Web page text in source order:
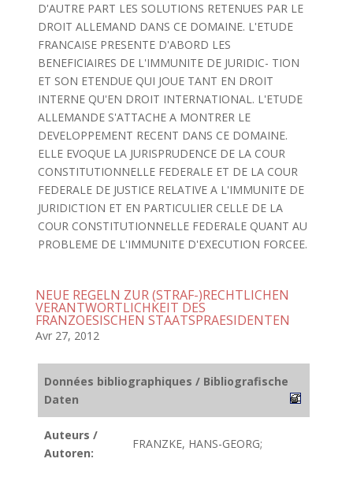
D'AUTRE PART LES SOLUTIONS RETENUES PAR LE
DROIT ALLEMAND DANS CE DOMAINE. L'ETUDE
FRANCAISE PRESENTE D'ABORD LES
BENEFICIAIRES DE L'IMMUNITE DE JURIDIC- TION
ET SON ETENDUE QUI JOUE TANT EN DROIT
INTERNE QU'EN DROIT INTERNATIONAL. L'ETUDE
ALLEMANDE S'ATTACHE A MONTRER LE
DEVELOPPEMENT RECENT DANS CE DOMAINE.
ELLE EVOQUE LA JURISPRUDENCE DE LA COUR
CONSTITUTIONNELLE FEDERALE ET DE LA COUR
FEDERALE DE JUSTICE RELATIVE A L'IMMUNITE DE
JURIDICTION ET EN PARTICULIER CELLE DE LA
COUR CONSTITUTIONNELLE FEDERALE QUANT AU
PROBLEME DE L'IMMUNITE D'EXECUTION FORCEE.
NEUE REGELN ZUR (STRAF-)RECHTLICHEN
VERANTWORTLICHKEIT DES
FRANZOESISCHEN STAATSPRAESIDENTEN
Avr 27, 2012
Données bibliographiques / Bibliografische
Daten
Auteurs /
Autoren:
FRANZKE, HANS-GEORG;